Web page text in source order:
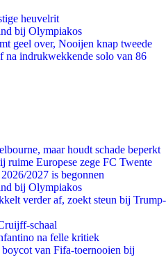
heuvelrit
bij Olympiakos
geel over, Nooijen knap tweede
na indrukwekkende solo van 86
maar houdt schade beperkt
ruime Europese zege FC Twente
2027 is begonnen
bij Olympiakos
verder af, zoekt steun bij Trump-
schaal
na felle kritiek
van Fifa-toernooien bij